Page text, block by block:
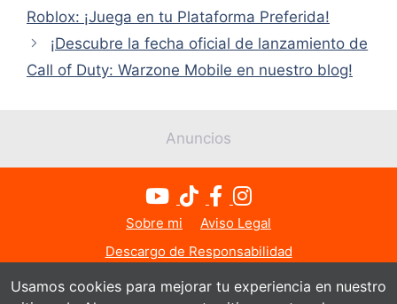
Roblox: ¡Juega en tu Plataforma Preferida!
¡Descubre la fecha oficial de lanzamiento de
Call of Duty: Warzone Mobile en nuestro blog!
Anuncios
Sobre mi
Aviso Legal
Descargo de Responsabilidad
Política de Privacidad
Política de Cookies
Usamos cookies para mejorar tu experiencia en nuestro